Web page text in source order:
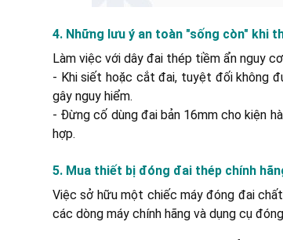
4. Những lưu ý an toàn "sống còn" khi
Làm việc với dây đai thép tiềm ẩn nguy
- Khi siết hoặc cắt đai, tuyệt đối không
gây nguy hiểm.
- Đừng cố dùng đai bản 16mm cho kiện
hợp.
5. Mua thiết bị đóng đai thép chính
Việc sở hữu một chiếc máy đóng đai
các dòng máy chính hãng và dụng cụ